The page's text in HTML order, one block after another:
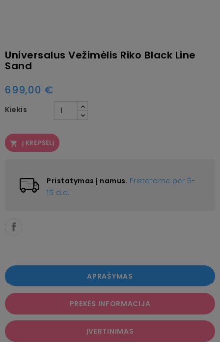
Universalus Vežimėlis Riko Black Line
Sand
699,00 €
Kiekis
 Į KREPŠELĮ
Pristatymas į namus. Pristatome per 5-
15 d.d.
APRAŠYMAS
PREKĖS INFORMACIJA
ĮVERTINIMAS